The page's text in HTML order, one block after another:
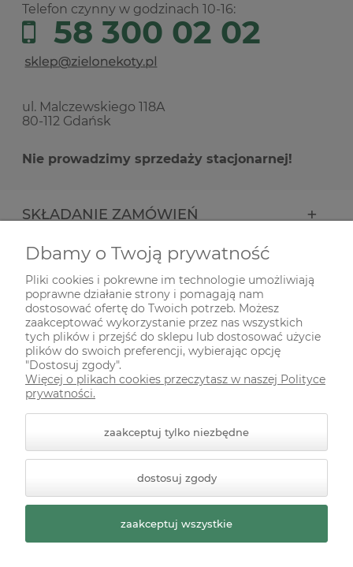
Telefon czynny w godzinach 10-16:
58 300 02 02
ul. Malczewskiego 118A
80-112 Gdańsk
Nie prowadzimy sprzedaży stacjonarnej!
SKŁADANIE ZAMÓWIEŃ
INFORMACJE
ODWIEDŹ NAS NA
Styl graficzny ShopGadget.pl
Sklep internetowy Shoper
Premium
Dbamy o Twoją prywatność
Pliki cookies i pokrewne im technologie umożliwiają
poprawne działanie strony i pomagają nam
dostosować ofertę do Twoich potrzeb. Możesz
zaakceptować wykorzystanie przez nas wszystkich
tych plików i przejść do sklepu lub dostosować użycie
plików do swoich preferencji, wybierając opcję
"Dostosuj zgody".
Więcej o plikach cookies przeczytasz w naszej Polityce
prywatności.
zaakceptuj tylko niezbędne
dostosuj zgody
zaakceptuj wszystkie